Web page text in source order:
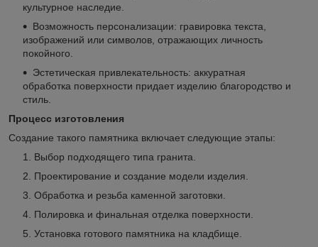
культурное наследие.
Возможность персонализации: гравировка текста,
изображений или символов, отражающих личность
покойного.
Эстетическая привлекательность: аккуратная
обработка поверхности придает изделию благородство и
стиль.
Процесс изготовления
Создание такого памятника включает следующие этапы:
Выбор подходящего типа гранита.
Проектирование и создание модели изделия.
Обработка и резьба каменной заготовки.
Полировка и финальная отделка поверхности.
Установка готового памятника на кладбище.